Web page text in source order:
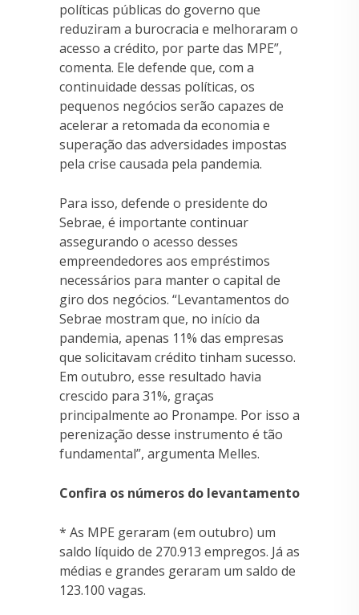
políticas públicas do governo que
reduziram a burocracia e melhoraram o
acesso a crédito, por parte das MPE”,
comenta. Ele defende que, com a
continuidade dessas políticas, os
pequenos negócios serão capazes de
acelerar a retomada da economia e
superação das adversidades impostas
pela crise causada pela pandemia.
Para isso, defende o presidente do
Sebrae, é importante continuar
assegurando o acesso desses
empreendedores aos empréstimos
necessários para manter o capital de
giro dos negócios. “Levantamentos do
Sebrae mostram que, no início da
pandemia, apenas 11% das empresas
que solicitavam crédito tinham sucesso.
Em outubro, esse resultado havia
crescido para 31%, graças
principalmente ao Pronampe. Por isso a
perenização desse instrumento é tão
fundamental”, argumenta Melles.
Confira os números do levantamento
* As MPE geraram (em outubro) um
saldo líquido de 270.913 empregos. Já as
médias e grandes geraram um saldo de
123.100 vagas.